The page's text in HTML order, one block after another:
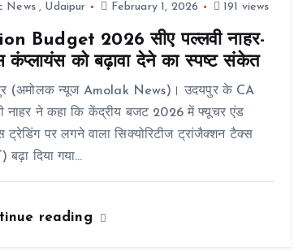
News, Udaipur February 1, 2026 191 views
Budget 2026 सीए पल्लवी नाहर-
कंप्लायंस को बढ़ावा देने का स्पष्ट संकेत
(अमोलक न्यूज Amolak News)। उदयपुर के CA
नाहर ने कहा कि केंद्रीय बजट 2026 में फ्यूचर एंड
ट्रेडिंग पर लगने वाला सिक्योरिटीज ट्रांजैक्शन टैक्स
बढ़ा दिया गया…
reading